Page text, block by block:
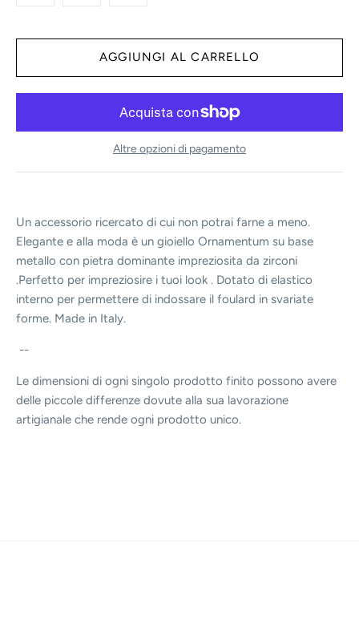
Altre opzioni di pagamento
Un accessorio ricercato di cui non potrai farne a meno.
Elegante e alla moda è un gioiello Ornamentum su base
metallo con pietra dominante impreziosita da zirconi
.Perfetto per impreziosire i tuoi look . Dotato di elastico
interno per permettere di indossare il foulard in svariate
forme. Made in Italy.
--
Le dimensioni di ogni singolo prodotto finito possono avere
delle piccole differenze dovute alla sua lavorazione
artigianale che rende ogni prodotto unico.